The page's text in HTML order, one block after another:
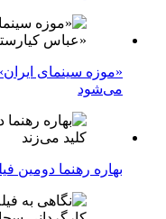
«موزه سینمای
می‌شود
بهاره رهنما دومین